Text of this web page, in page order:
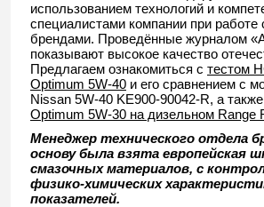
использованием технологий и
специалистами компании при работе
брендами. Проведённые журналом
показывают высокое качество
Предлагаем ознакомиться с тестом
Optimum 5W-40 и его сравнением с
Nissan 5W-40 KE900-90042-R, а
Optimum 5W-30 на дизельном Range
Менеджер технического отдела
основу была взята европейская
смазочных материалов, с
физико-химических
показателей.